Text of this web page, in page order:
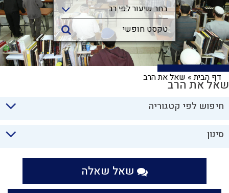
בחר שיעור לפי רב
דף הבית» שאל את הרבשאל את הרב
חיפוש לפי קטגוריה
סינון
שאל שאלה